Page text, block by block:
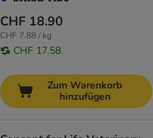
CHF 18.90
CHF 7.88 / kg
CHF 17.58
Zum Warenkorb
hinzufügen